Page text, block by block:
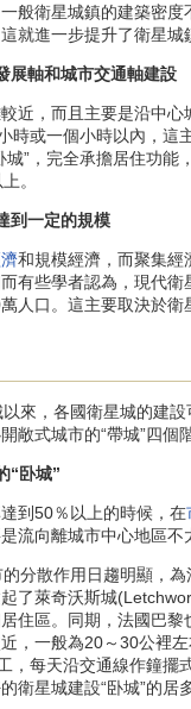
般衛星城鎮的建築密
就進一步提升了衛星城
展軸和城市交通軸建設
，而且主要是沿中心
時或一個小時以內，
”，完全承擔居住功
。
到一定的規模
和規模經濟，而聚集經
有些學者認為，現代
人口。這主要取決於衛
，各國衛星城的建設
敞式城市的“帶城”四個階
“卧城”
到50％以上的時候，在
流向離城市中心地區不
散作用日趨明顯，為
了萊奇沃斯城
住區。同期，法國巴
，一般為20～30公裡
，每天沿交通線作鐘
衛星城建設“卧城”的居